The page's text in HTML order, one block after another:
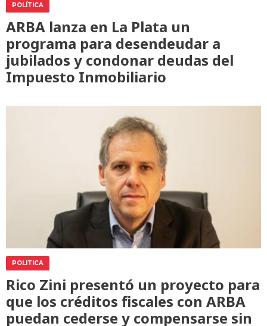
POLÍTICA
ARBA lanza en La Plata un
programa para desendeudar a
jubilados y condonar deudas del
Impuesto Inmobiliario
POLITICA
Rico Zini presentó un proyecto para
que los créditos fiscales con ARBA
puedan cederse y compensarse sin